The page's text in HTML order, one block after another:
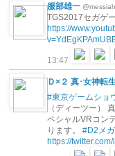
服部雄一
TGS2017セガゲ
https://
13:47
Ｄ×２ 真･女神転
#東京ゲームショ
（ディーツー）
ペシャルVRコン
ります。 #D2メ
https://